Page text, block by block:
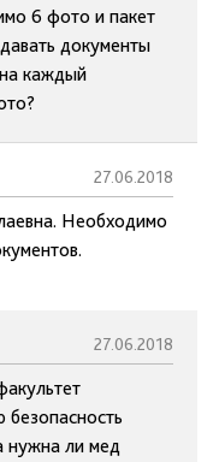
6 фото и пакет
документы
каждый
27.06.2018
Необходимо
27.06.2018
нужна ли мед